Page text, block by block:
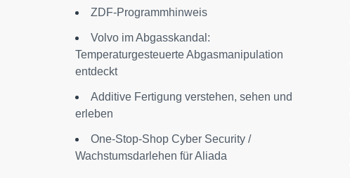
ZDF-Programmhinweis
Volvo im Abgasskandal:
Temperaturgesteuerte Abgasmanipulation
entdeckt
Additive Fertigung verstehen, sehen und
erleben
One-Stop-Shop Cyber Security /
Wachstumsdarlehen für Aliada